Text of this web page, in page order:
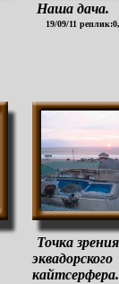
Наша дача.
19/09/11
Точка зрения
эквадорского
кайтсерфера.